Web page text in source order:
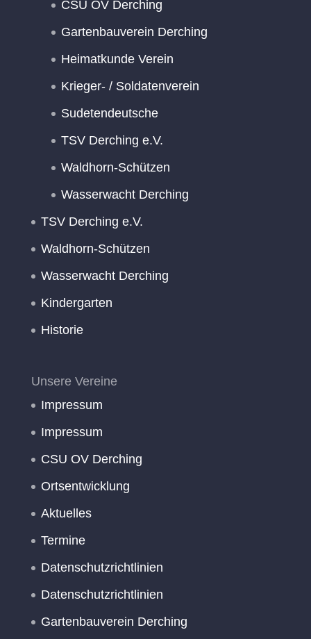
CSU OV Derching
Gartenbauverein Derching
Heimatkunde Verein
Krieger- / Soldatenverein
Sudetendeutsche
TSV Derching e.V.
Waldhorn-Schützen
Wasserwacht Derching
TSV Derching e.V.
Waldhorn-Schützen
Wasserwacht Derching
Kindergarten
Historie
Unsere Vereine
Impressum
Impressum
CSU OV Derching
Ortsentwicklung
Aktuelles
Termine
Datenschutzrichtlinien
Datenschutzrichtlinien
Gartenbauverein Derching